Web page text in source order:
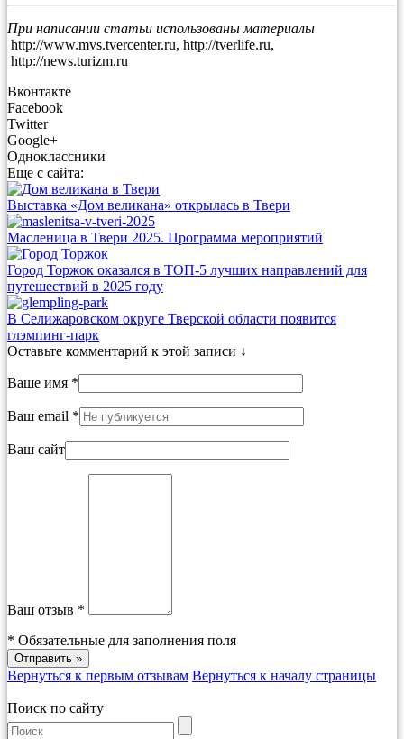
При написании статьи использованы материалы
http://www.mvs.tvercenter.ru, http://tverlife.ru,
http://news.turizm.ru
Вконтакте
Facebook
Twitter
Google+
Одноклассники
Еще с сайта:
Выставка «Дом великана» открылась в Твери
Масленица в Твери 2025. Программа мероприятий
Город Торжок оказался в ТОП-5 лучших направлений для
путешествий в 2025 году
В Селижаровском округе Тверской области появится
глэмпинг-парк
Оставьте комментарий к этой записи ↓
Ваше имя *
Ваш email *
Ваш сайт
Ваш отзыв *
* Обязательные для заполнения поля
Вернуться к первым отзывам Вернуться к началу страницы
Поиск по сайту